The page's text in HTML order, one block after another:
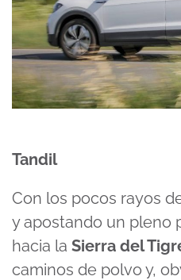
Tandil
Con los pocos rayos
y apostando un pleno
hacia la Sierra del
caminos de polvo y,